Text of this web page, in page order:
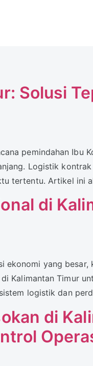
Solusi
pemindahan Ibu
Logistik
tertentu. Artikel
di
yang
Kalimantan Timur
logistik dan
di